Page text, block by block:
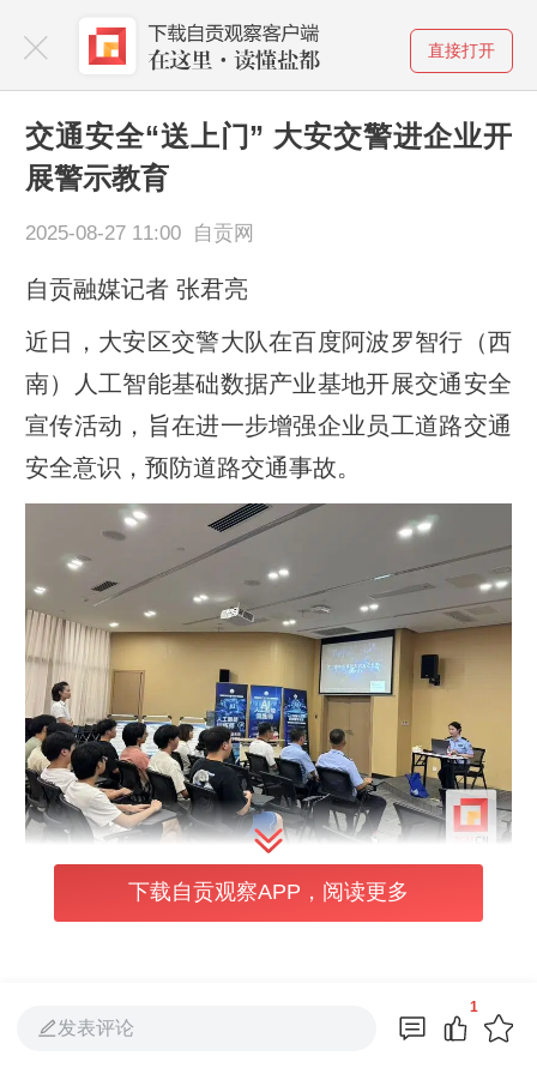
直接打开
交通安全“送上门” 大安交警进企业开
展警示教育
2025-08-27 11:00 自贡网
自贡融媒记者 张君亮
近日，大安区交警大队在百度阿波罗智行（西
南）人工智能基础数据产业基地开展交通安全
宣传活动，旨在进一步增强企业员工道路交通
安全意识，预防道路交通事故。
宣讲过程中，民警结合交通事故案例，针对企
况，重点讲述了典型交通事故案例，详细分析
了事故发生的原因，劝导企业职工自觉抵制不
下载自贡观察APP，阅读更多
发表评论
1